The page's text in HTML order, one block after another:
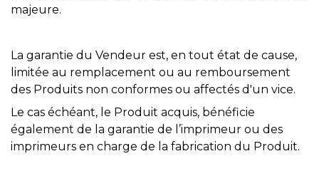
majeure.
La garantie du Vendeur est, en tout état de cause,
limitée au remplacement ou au remboursement
des Produits non conformes ou affectés d'un vice.
Le cas échéant, le Produit acquis, bénéficie
également de la garantie de l’imprimeur ou des
imprimeurs en charge de la fabrication du Produit.